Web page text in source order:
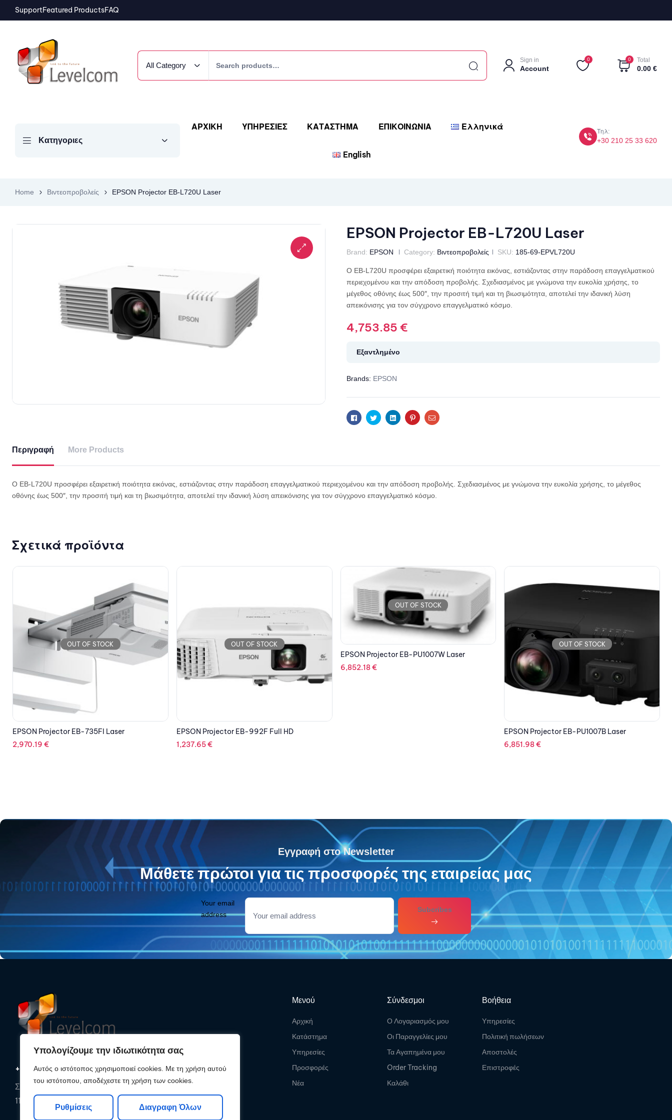
Υπολογίζουμε την ιδιωτικότητα σας
Αυτός ο ιστότοπος χρησιμοποιεί cookies. Με τη χρήση αυτού
του ιστότοπου, αποδέχεστε τη χρήση των cookies.
Ρυθμίσεις Διαγραφη Όλων
SupportFeatured ProductsFAQ
All Category
Sign in
Account
0 0 Total
0.00 €
Κατηγοριες
ΑΡΧΙΚΗ ΥΠΗΡΕΣΙΕΣ ΚΑΤΑΣΤΗΜΑ ΕΠΙΚΟΙΝΩΝΙΑ Ελληνικά
English
Τηλ:
+30 210 25 33 620
Home Βιντεοπροβολείς EPSON Projector EB-L720U Laser
EPSON Projector EB-L720U Laser
Brand: EPSON Category: Βιντεοπροβολείς SKU: 185-69-EPVL720U
Ο EB-L720U προσφέρει εξαιρετική ποιότητα εικόνας, εστιάζοντας στην παράδοση επαγγελματικού
περιεχομένου και την απόδοση προβολής. Σχεδιασμένος με γνώμονα την ευκολία χρήσης, το
μέγεθος οθόνης έως 500″, την προσιτή τιμή και τη βιωσιμότητα, αποτελεί την ιδανική λύση
απεικόνισης για τον σύγχρονο επαγγελματικό κόσμο.
4,753.85 €
Εξαντλημένο
Brands: EPSON
FacebookTwitterLinkedinPinterestEmail
Περιγραφή More Products
Ο EB-L720U προσφέρει εξαιρετική ποιότητα εικόνας, εστιάζοντας στην παράδοση επαγγελματικού περιεχομένου και την απόδοση προβολής. Σχεδιασμένος με γνώμονα την ευκολία χρήσης, το μέγεθος
οθόνης έως 500″, την προσιτή τιμή και τη βιωσιμότητα, αποτελεί την ιδανική λύση απεικόνισης για τον σύγχρονο επαγγελματικό κόσμο.
Σχετικά προϊόντα
OUT OF STOCK
EPSON Projector EB-992F Full HD
1,237.65 €
EPSON Projector EB-PU1007W Laser
6,852.18€
OUT OF STOCK OUT OF STOCK
EPSON Projector EB-PU1006W Laser
5,624.59€
Εγγραφή στο Newsletter
Μάθετε πρώτοι για τις προσφορές της εταιρείας μας
Your email
address
Subcribes
+30 210 25 33 620
Συρακουσών 85, Αθήνα,
11142, Αττική
Μενού
Αρχική
Κατάστημα
Υπηρεσίες
Προσφορές
Νέα
Σύνδεσμοι
Ο Λογαριασμός μου
Οι Παραγγελίες μου
Τα Αγαπημένα μου
Order Tracking
Καλάθι
Βοήθεια
Υπηρεσίες
Πολιτική πωλήσεων
Αποστολές
Επιστροφές